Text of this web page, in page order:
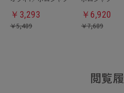
￥ 3,293
￥5,489
￥ 6,920
￥7,689
閲覧